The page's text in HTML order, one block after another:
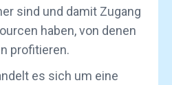
sind und damit Zugang
haben, von denen
profitieren.
es sich um eine